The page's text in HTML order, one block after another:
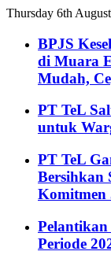
Thursday 6th
BPJS
di Muara
Mudah,
PT TeL
untuk
PT TeL
Bersihkan
Komitmen
Periode